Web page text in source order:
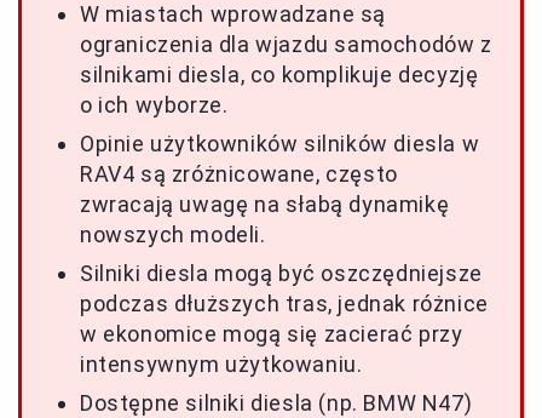
W miastach wprowadzane są
ograniczenia dla wjazdu samochodów z
silnikami diesla, co komplikuje decyzję
o ich wyborze.
Opinie użytkowników silników diesla w
RAV4 są zróżnicowane, często
zwracają uwagę na słabą dynamikę
nowszych modeli.
Silniki diesla mogą być oszczędniejsze
podczas dłuższych tras, jednak różnice
w ekonomice mogą się zacierać przy
intensywnym użytkowaniu.
Dostępne silniki diesla (np. BMW N47)